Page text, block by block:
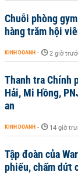
Chuỗi phòng
hàng trăm hội
KINH DOANH - 2 giờ
Thanh tra Chính
Hải, Mi Hồng,
an
KINH DOANH - 14 giờ
Tập đoàn của
phiếu, chấm dứt